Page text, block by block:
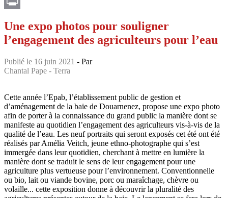
Une expo photos pour souligner
l’engagement des agriculteurs pour l’eau
Publié le 16 juin 2021 - Par
Chantal Pape - Terra
Cette année l’Epab, l’établissement public de gestion et
d’aménagement de la baie de Douarnenez, propose une expo photo
afin de porter à la connaissance du grand public la manière dont se
manifeste au quotidien l’engagement des agriculteurs vis-à-vis de la
qualité de l’eau. Les neuf portraits qui seront exposés cet été ont été
réalisés par Amélia Veitch, jeune ethno-photographe qui s’est
immergée dans leur quotidien, cherchant à mettre en lumière la
manière dont se traduit le sens de leur engagement pour une
agriculture plus vertueuse pour l’environnement. Conventionnelle
ou bio, lait ou viande bovine, porc ou maraîchage, chèvre ou
volaille... cette exposition donne à découvrir la pluralité des